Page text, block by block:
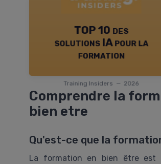
TOP 10 des
solutions IA pour la
formation
Training Insiders — 2026
Comprendre la
bien etre
Qu'est-ce que la
La formation en bien être est